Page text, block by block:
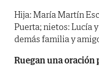
Hija: María Martín
Puerta; nietos: Lucía
demás familia y
Ruegan una oración